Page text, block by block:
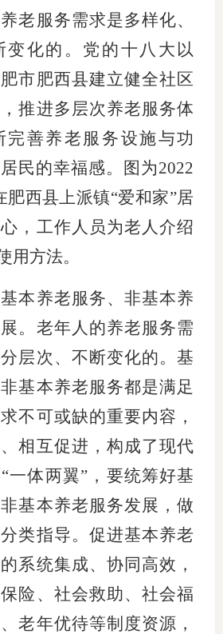
服务需求是多样化、
变化的。党的十八大以
市肥西县建立健全社区
推进多层次养老服务体
完善养老服务设施与功
民的幸福感。图为2022
肥西县上派镇“爱和家”居
，工作人员为老人介绍
用方法。
养老服务、非基本养
。老年人的养老服务需
层次、不断变化的。基
基本养老服务都是满足
不可或缺的重要内容，
相互促进，构成了现代
一体两翼”，要统筹好基
基本养老服务发展，做
类指导。促进基本养老
系统集成、协同高效，
险、社会救助、社会福
老年优待等制度资源，